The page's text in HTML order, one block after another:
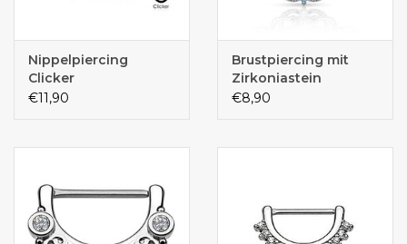
Nippelpiercing
Clicker
€11,90
Brustpiercing mit
Zirkoniastein
€8,90